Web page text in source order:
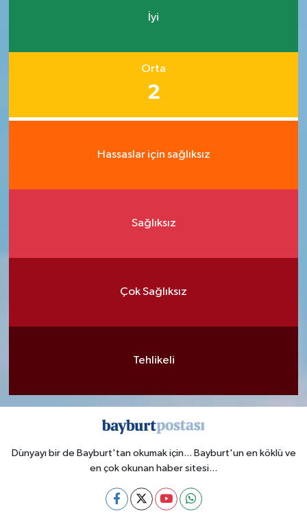
İyi
Orta
2
Hassaslar için sağlıksız
Sağlıksız
Çok Sağlıksız
Tehlikeli
Dünyayı bir de Bayburt'tan okumak için... Bayburt'un en köklü ve
en çok okunan haber sitesi...